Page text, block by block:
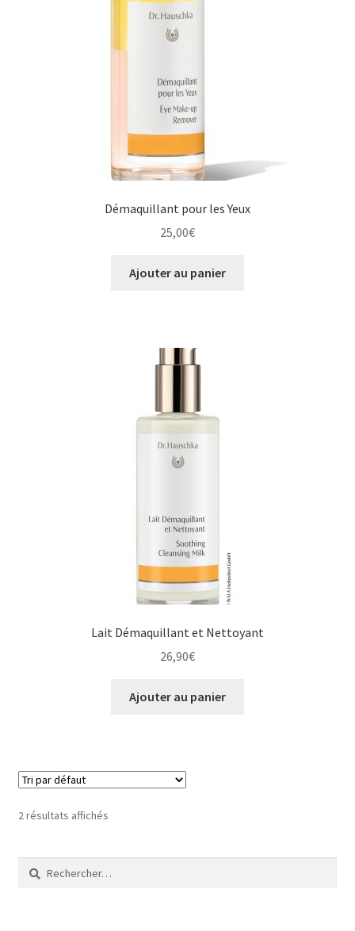
Démaquillant pour les Yeux
25,00€
Ajouter au panier
Lait Démaquillant et Nettoyant
26,90€
Ajouter au panier
2 résultats affichés
Rechercher :